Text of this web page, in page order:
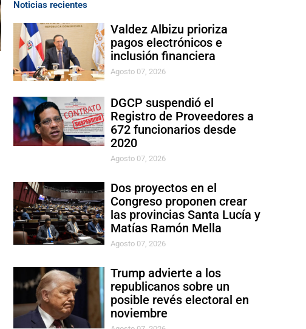
Noticias recientes
Valdez Albizu prioriza
pagos electrónicos e
inclusión financiera
Agosto 07, 2026
DGCP suspendió el
Registro de Proveedores a
672 funcionarios desde
2020
Agosto 07, 2026
Dos proyectos en el
Congreso proponen crear
las provincias Santa Lucía y
Matías Ramón Mella
Agosto 07, 2026
Trump advierte a los
republicanos sobre un
posible revés electoral en
noviembre